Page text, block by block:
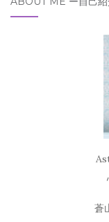
蒼